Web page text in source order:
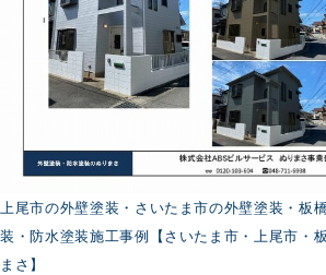
上尾市の外壁塗装・さいたま市の外壁塗装・板
装・防水塗装施工事例【さいたま市・上尾市・
まさ】